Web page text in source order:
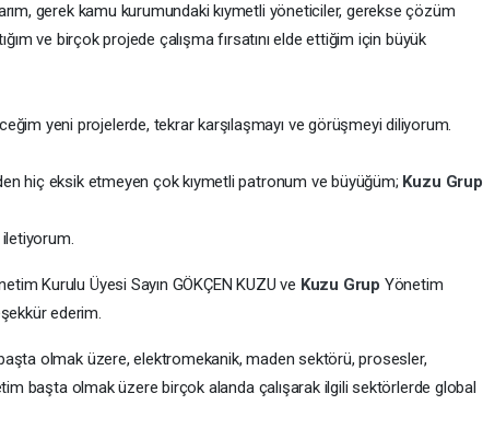
gerek kamu kurumundaki kıymetli yöneticiler, gerekse çözüm
ve birçok projede çalışma fırsatını elde ettiğim için büyük
yeni projelerde, tekrar karşılaşmayı ve görüşmeyi diliyorum.
hiç eksik etmeyen çok kıymetli patronum ve büyüğüm; Kuzu Grup
iletiyorum.
Kurulu Üyesi Sayın GÖKÇEN KUZU ve Kuzu Grup Yönetim
ederim.
olmak üzere, elektromekanik, maden sektörü, prosesler,
başta olmak üzere birçok alanda çalışarak ilgili sektörlerde global